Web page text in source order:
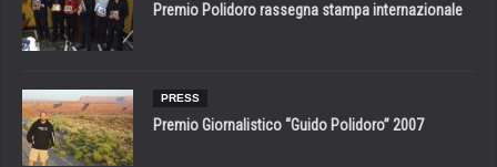
Premio Polidoro rassegna stampa internazionale
PRESS
Premio Giornalistico “Guido Polidoro” 2007